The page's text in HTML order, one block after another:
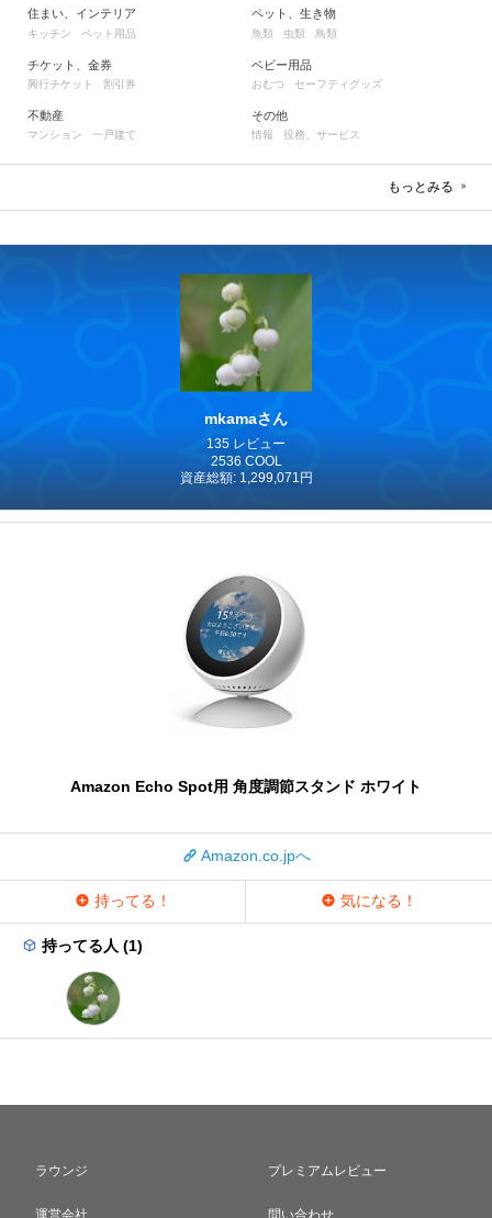
住まい、インテリア
キッチン ペット用品
チケット、金券
興行チケット 割引券
不動産
マンション 一戸建て
ペット、生き物
魚類 虫類 鳥類
ベビー用品
おむつ セーフティグッズ
その他
情報 役務、サービス
もっとみる
mkamaさん
135 レビュー
2536 COOL
資産総額: 1,299,071円
Amazon Echo Spot用 角度調節スタンド ホワイト
Amazon.co.jpへ
持ってる！ 気になる！
持ってる人 (1)
ラウンジ プレミアムレビュー